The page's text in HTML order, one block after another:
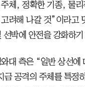
체, 정확한 기종, 물
려해 나갈 것”이라고
선박에 안전을 강화하
대 측은 “일반 상선에
금 공격의 주체를 특정